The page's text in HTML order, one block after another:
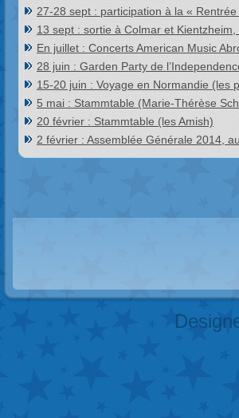
27-28 sept : participation à la «
13 sept : sortie à Colmar et
En juillet : Concerts American Music
28 juin : Garden Party de
15-20 juin : Voyage en Normandie (les
5 mai : Stammtable (Marie-Thérèse
20 février : Stammtable (les Amish)
2 février : Assemblée Générale 2014,